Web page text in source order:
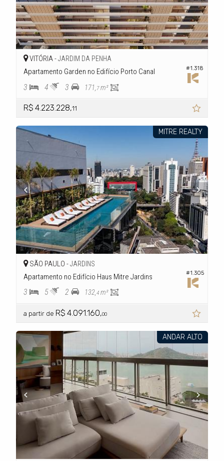
#1.318
VITÓRIA -JARDIM DA PENHA
Apartamento Garden no Edifício Porto Canal
3 4 3 171,7m²
R$ 4.223.228,11
MITRE REALTY
#1.305
SÃO PAULO -JARDINS
Apartamento no Edifício Haus Mitre Jardins
3 5 2 132,4 m²
a partir de R$ 4.091.160,00
ANDAR ALTO